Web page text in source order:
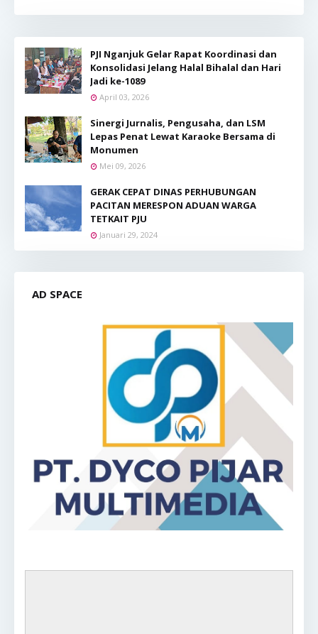
PJI Nganjuk Gelar Rapat Koordinasi dan
Konsolidasi Jelang Halal Bihalal dan Hari
Jadi ke-1089
April 03, 2026
Sinergi Jurnalis, Pengusaha, dan LSM
Lepas Penat Lewat Karaoke Bersama di
Monumen
Mei 09, 2026
GERAK CEPAT DINAS PERHUBUNGAN
PACITAN MERESPON ADUAN WARGA
TETKAIT PJU
Januari 29, 2024
AD SPACE